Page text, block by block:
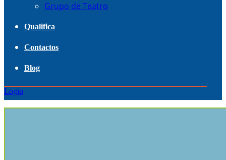
Grupo de Teatro
Qualifica
Contactos
Blog
Login